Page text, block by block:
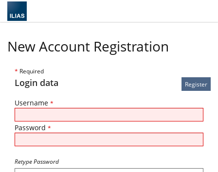
New Account Registration
* Required
Login data
Username *
Password *
Retype Password